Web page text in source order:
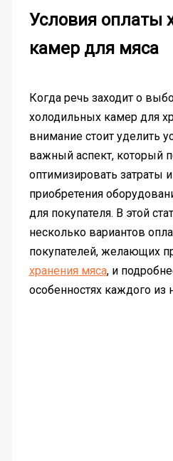
Условия оплаты
камер для мяса
Когда речь заходит о
холодильных камер для
внимание стоит уделить
важный аспект, который
оптимизировать затраты
приобретения
для покупателя. В этой
несколько вариантов
покупателей, желающих
хранения мяса, и
особенностях каждого из